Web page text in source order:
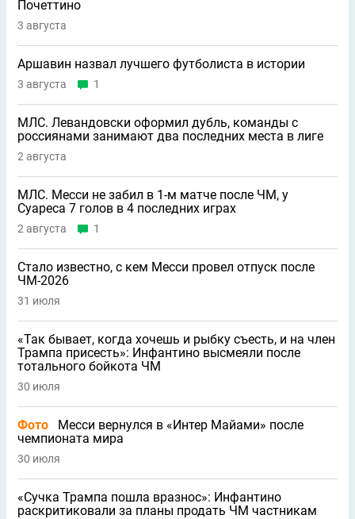
Почеттино
3 августа
Аршавин назвал лучшего футболиста в истории
3 августа 1
МЛС. Левандовски оформил дубль, команды с
россиянами занимают два последних места в лиге
2 августа
МЛС. Месси не забил в 1-м матче после ЧМ, у
Суареса 7 голов в 4 последних играх
2 августа 1
Стало известно, с кем Месси провел отпуск после
ЧМ-2026
31 июля
«Так бывает, когда хочешь и рыбку съесть, и на член
Трампа присесть»: Инфантино высмеяли после
тотального бойкота ЧМ
30 июля
Фото
Месси вернулся в «Интер Майами» после
чемпионата мира
30 июля
«Сучка Трампа пошла вразнос»: Инфантино
раскритиковали за планы продать ЧМ частникам